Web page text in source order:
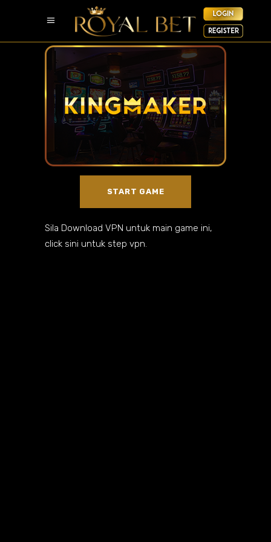
START GAME
Sila Download VPN untuk main game ini,
click sini untuk step vpn.